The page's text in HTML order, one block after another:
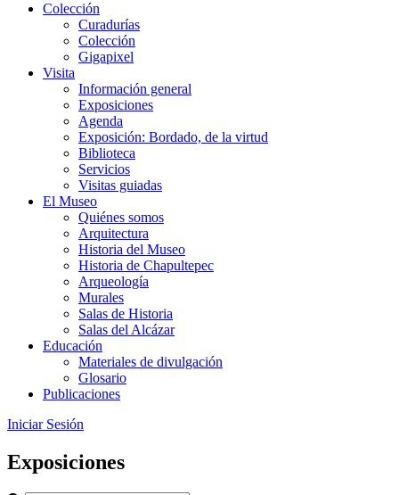
Colección
Curadurías
Colección
Gigapixel
Visita
Información general
Exposiciones
Agenda
Exposición: Bordado, de la virtud
Biblioteca
Servicios
Visitas guiadas
El Museo
Quiénes somos
Arquitectura
Historia del Museo
Historia de Chapultepec
Arqueología
Murales
Salas de Historia
Salas del Alcázar
Educación
Materiales de divulgación
Glosario
Publicaciones
Iniciar Sesión
Exposiciones